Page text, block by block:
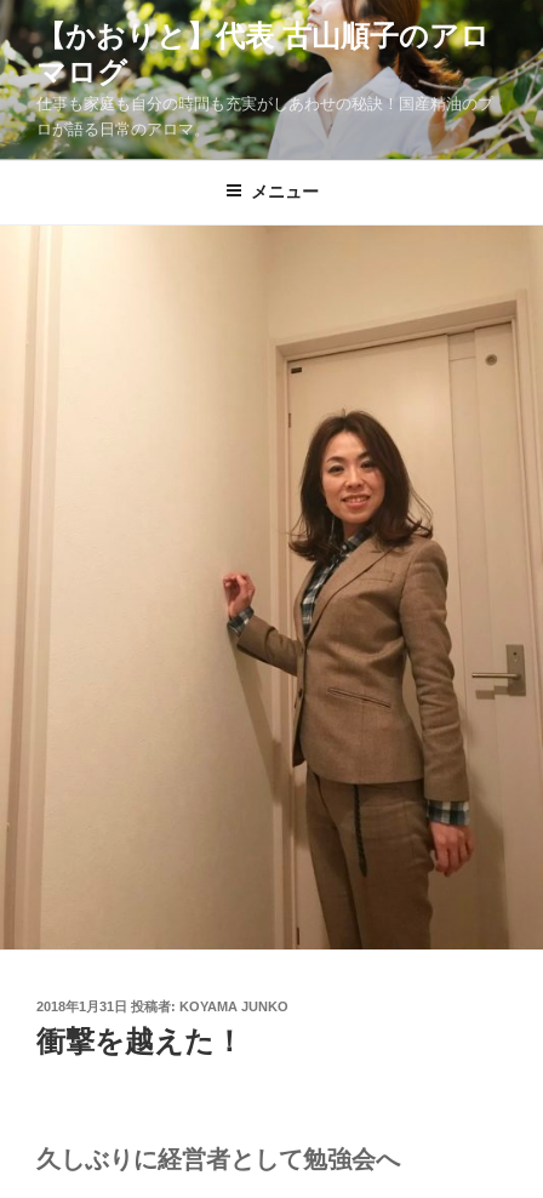
コ
ン
テ
ン
ツ
へ
【かおりと】代表 古山順子のアロ
マログ
仕事も家庭も自分の時間も充実がしあわせの秘訣！国産精油のプ
ロが語る日常のアロマ。
メニュー
投
稿
日:
2018年1月31日 投稿者: KOYAMA JUNKO
衝撃を越えた！
久しぶりに経営者として勉強会へ